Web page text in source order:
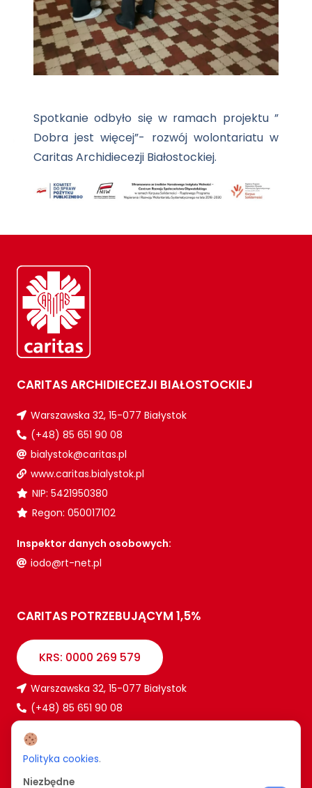
Spotkanie odbyło się w ramach projektu ”
Dobra jest więcej”- rozwój wolontariatu w
Caritas Archidiecezji Białostockiej.
CARITAS ARCHIDIECEZJI BIAŁOSTOCKIEJ
Warszawska 32, 15-077 Białystok
(+48) 85 651 90 08
bialystok@caritas.pl
www.caritas.bialystok.pl
NIP: 5421950380
Regon: 050017102
Inspektor danych osobowych:
iodo@rt-net.pl
CARITAS POTRZEBUJĄCYM 1,5%
KRS: 0000 269 579
Warszawska 32, 15-077 Białystok
(+48) 85 651 90 08
bialystok@caritas.pl
Polityka cookies.
Niezbędne